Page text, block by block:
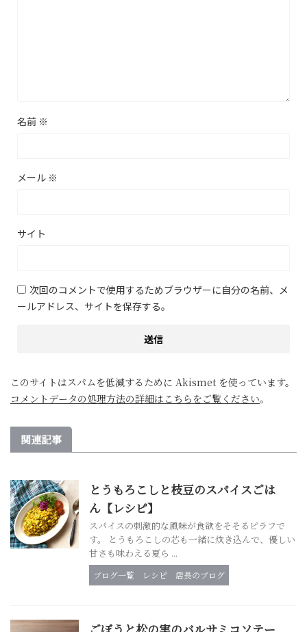
名前 ※
メール ※
サイト
次回のコメントで使用するためブラウザーに自分の名前、メ
ールアドレス、サイトを保存する。
このサイトはスパムを低減するために Akismet を使っています。
コメントデータの処理方法の詳細はこちらをご覧ください。
関連記事
とうもろこしと枝豆のスパイスごは
ん【レシピ】
スパイスの刺激的な風味が食欲をそそるピラフで
す。 とうもろこしの芯も一緒に炊き込んで、優しい
甘さも味わえる夏ら ...
ブログ一覧 レシピ 店長のブログ